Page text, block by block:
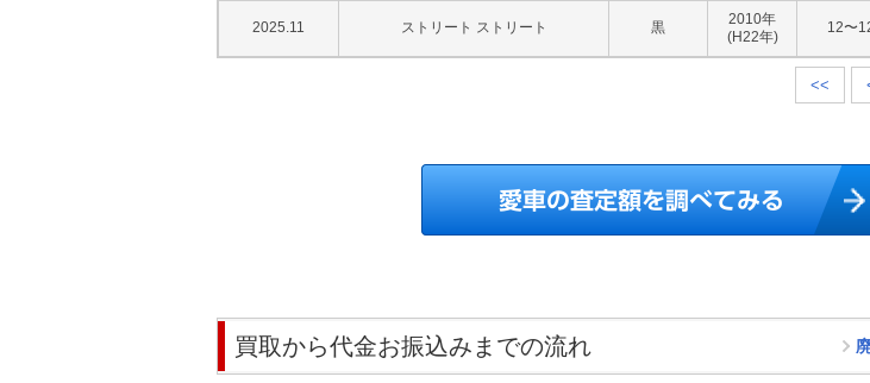
2025.11 ストリート ストリート 黒 2010年
(H22年)
12〜
<<
買取から代金お振込みまでの流れ